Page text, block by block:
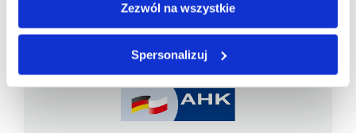
Zezwól na wszystkie
Spersonalizuj
Jesteśmy
członkiem